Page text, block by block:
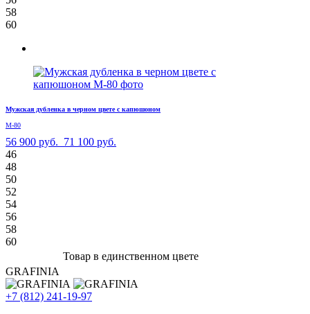
58
60
Мужская дубленка в черном цвете с капюшоном
М-80
56 900 руб. 71 100 руб.
46
48
50
52
54
56
58
60
Товар в единственном цвете
GRAFINIA
+7 (812) 241-19-97